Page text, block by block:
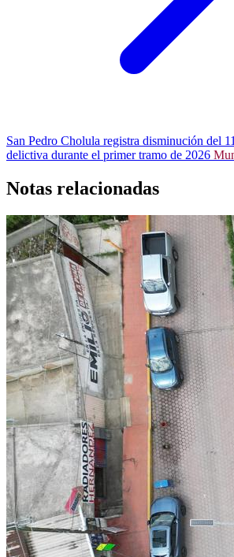
San Pedro Cholula registra disminución del
delictiva durante el primer tramo de 2026
Notas relacionadas